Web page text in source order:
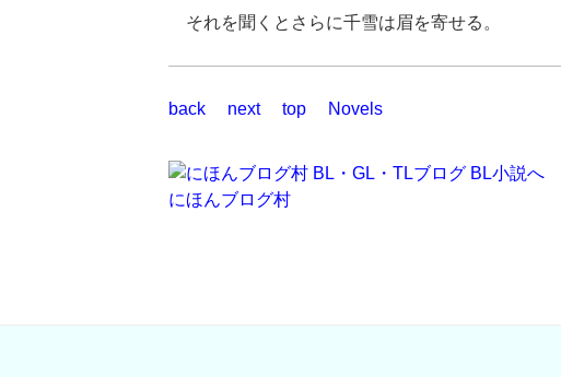
それを聞くとさらに千雪は眉を寄せる。
back next top Novels
にほんブログ村